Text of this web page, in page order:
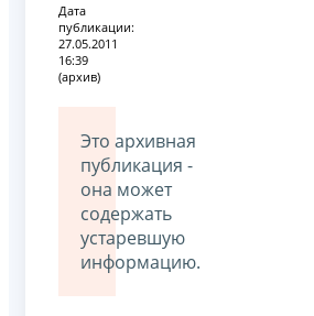
Дата
публикации:
27.05.2011
16:39
(архив)
Это архивная
публикация -
она может
содержать
устаревшую
информацию.